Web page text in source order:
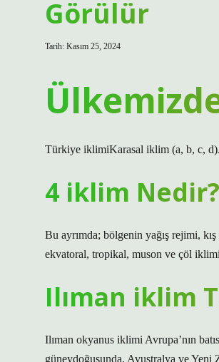
Görülür
Tarih: Kasım 25, 2024
Türkiye iklimiKarasal iklim (a, b, c,
4 iklim Nedir?
Bu ayrımda; bölgenin yağış rejimi,
ekvatoral, tropikal, muson ve çöl iklimi
Ilıman iklim
Ilıman okyanus iklimi Avrupa’nın
güneydoğusunda, Avustralya ve Yeni